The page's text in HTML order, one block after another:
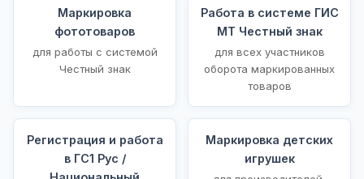
Маркировка
фототоваров
для работы с системой
Честный знак
Работа в системе ГИС
МТ Честный знак
для всех участников
оборота маркированных
товаров
Регистрация и работа
в ГС1 Рус /
Маркировка детских
игрушек